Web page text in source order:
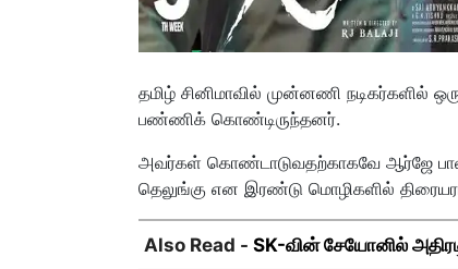
தமிழ் சினிமாவில் முன்னணி நடிகர்களில்
பண்ணிக் கொண்டிருந்தனர்.
அவர்கள் கொண்டாடுவதற்காகவே ஆர்ஜே
தெலுங்கு என இரண்டு மொழிகளில்
Also Read - SK-வின் சேயோனில்